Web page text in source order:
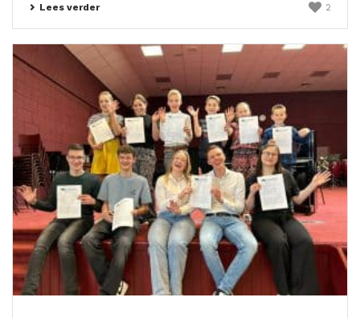
Lees verder 2